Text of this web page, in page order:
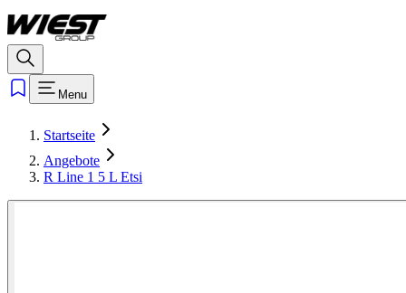
Menu
Startseite
Angebote
R Line 1 5 L Etsi